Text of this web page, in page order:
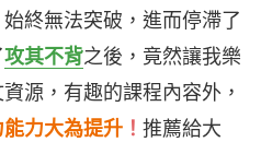
終無法突破，進而停滯了
攻其不背之後，竟然讓我樂
源，有趣的課程內容外，
力大為提升 ！ 推薦給大